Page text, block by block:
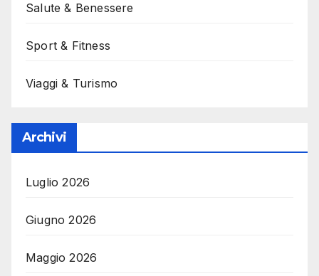
Salute & Benessere
Sport & Fitness
Viaggi & Turismo
Archivi
Luglio 2026
Giugno 2026
Maggio 2026